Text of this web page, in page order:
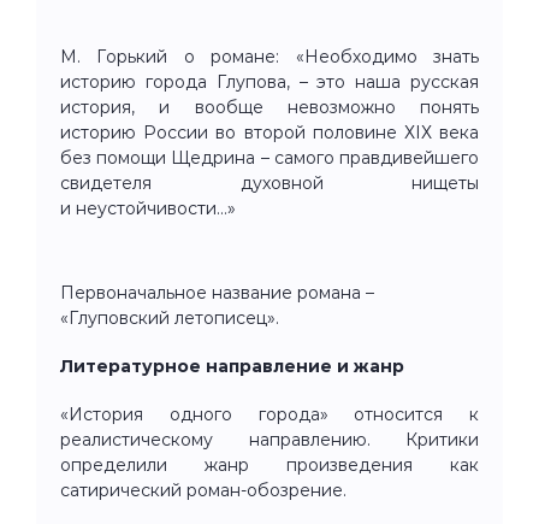
М. Горький о романе: «Необходимо знать
историю города Глупова, – это наша русская
история, и вообще невозможно понять
историю России во второй половине ХIХ века
без помощи Щедрина – самого правдивейшего
свидетеля духовной нищеты
и неустойчивости…»
Первоначальное название романа –
«Глуповский летописец».
Литературное направление и жанр
«История одного города» относится к
реалистическому направлению. Критики
определили жанр произведения как
сатирический роман-обозрение.